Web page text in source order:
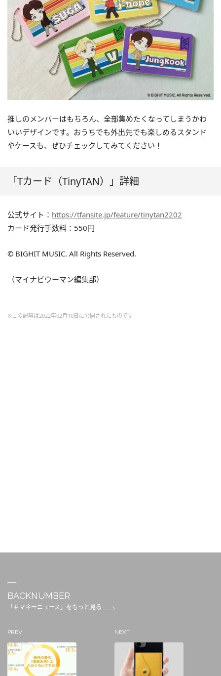
推しのメンバーはもちろん、全部集めたくなってしまうかわ
いいデザインです。おうちでも外出先でも楽しめるスタンド
やケースも、ぜひチェックしてみてください！
「Tカード（TinyTAN）」詳細
公式サイト： https://tfansite.jp/feature/tinytan2202
カード発行手数料：550円
© BIGHIT MUSIC. All Rights Reserved.
（マイナビウーマン編集部）
※この記事は2022年02月10日に公開されたものです
BACKNUMBER
「＃マネーニュース」をもっと見る
PREV NEXT